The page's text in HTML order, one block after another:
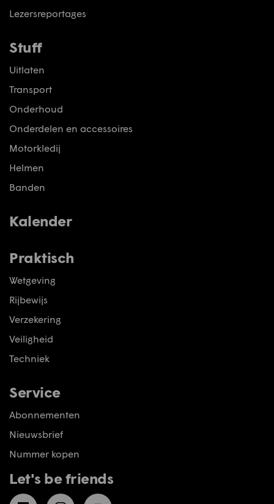
Lezersreportages
Stuff
Uitlaten
Transport
Onderhoud
Onderdelen en accessoires
Motorkledij
Helmen
Banden
Kalender
Praktisch
Wetgeving
Rijbewijs
Verzekering
Veiligheid
Techniek
Service
Abonnementen
Nieuwsbrief
Nummer kopen
Let's be friends